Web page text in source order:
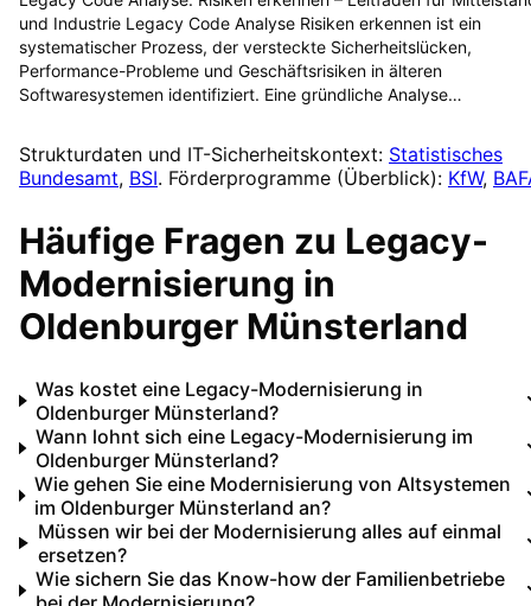
und Industrie Legacy Code Analyse Risiken erkennen ist ein
systematischer Prozess, der versteckte Sicherheitslücken,
Performance-Probleme und Geschäftsrisiken in älteren
Softwaresystemen identifiziert. Eine gründliche Analyse…
Strukturdaten und IT-Sicherheitskontext: Statistisches
Bundesamt, BSI. Förderprogramme (Überblick): KfW,
Häufige Fragen zu Legacy-
Modernisierung in
Oldenburger Münsterland
Was kostet eine Legacy-Modernisierung in
Oldenburger Münsterland?
Wann lohnt sich eine Legacy-Modernisierung im
Oldenburger Münsterland?
Wie gehen Sie eine Modernisierung von Altsystemen
im Oldenburger Münsterland an?
Müssen wir bei der Modernisierung alles auf einmal
ersetzen?
Wie sichern Sie das Know-how der Familienbetriebe